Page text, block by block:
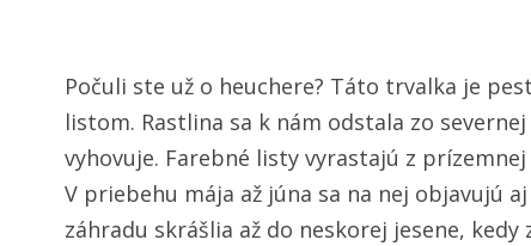
Počuli ste už o heuchere? Táto trvalka je
listom. Rastlina sa k nám odstala zo
vyhovuje. Farebné listy vyrastajú z
V priebehu mája až júna sa na nej objavujú
záhradu skrášlia až do neskorej jesene,